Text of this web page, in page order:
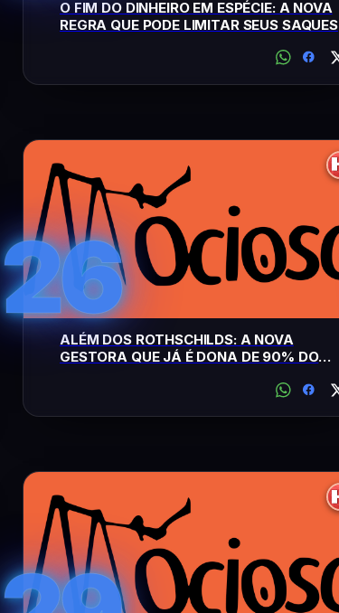
O FIM DO DINHEIRO EM ESPÉCIE: A NOVA
REGRA QUE PODE LIMITAR SEUS SAQUES
26
ALÉM DOS ROTHSCHILDS: A NOVA
GESTORA QUE JÁ É DONA DE 90% DO